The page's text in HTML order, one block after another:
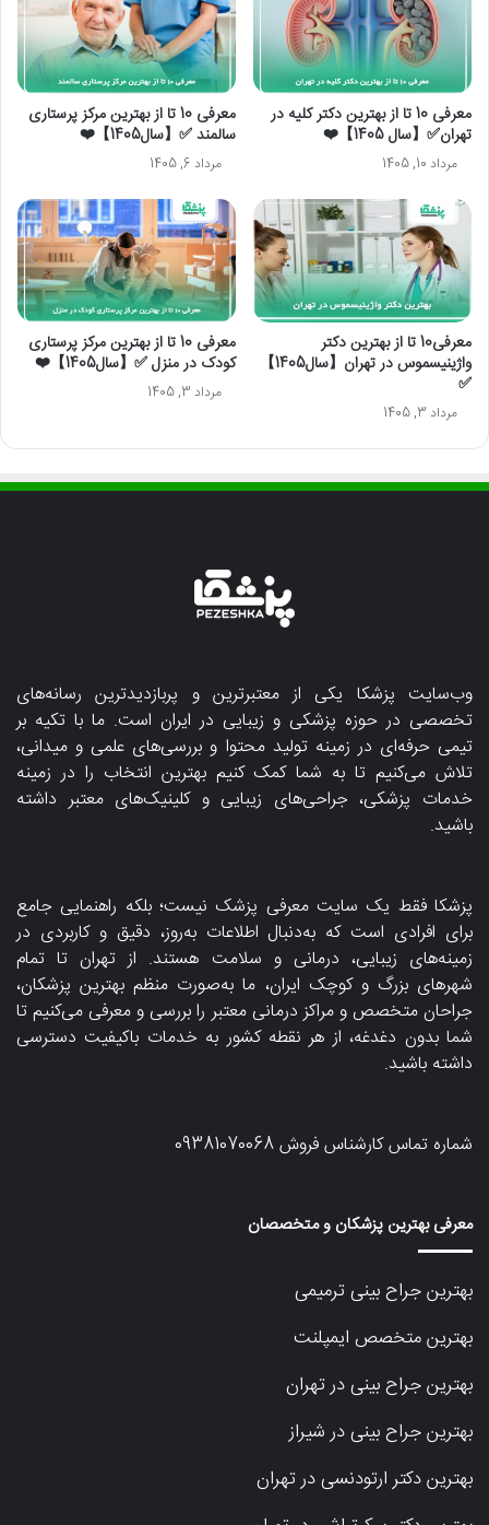
معرفی 10 تا از بهترین دکتر کلیه در
تهران✅【سال 1405】❤️
مرداد 10, 1405
معرفی 10 تا از بهترین مرکز پرستاری
سالمند ✅【سال1405】❤️
مرداد 6, 1405
معرفی10 تا از بهترین دکتر
واژینیسموس در تهران【سال1405】
✅
مرداد 3, 1405
معرفی 10 تا از بهترین مرکز پرستاری
کودک در منزل ✅【سال1405】❤️
مرداد 3, 1405
وب‌سایت پزشکا یکی از معتبرترین و پربازدیدترین رسانه‌های
تخصصی در حوزه پزشکی و زیبایی در ایران است. ما با تکیه بر
تیمی حرفه‌ای در زمینه تولید محتوا و بررسی‌های علمی و میدانی،
تلاش می‌کنیم تا به شما کمک کنیم بهترین انتخاب را در زمینه
خدمات پزشکی، جراحی‌های زیبایی و کلینیک‌های معتبر داشته
باشید.
پزشکا فقط یک سایت معرفی پزشک نیست؛ بلکه راهنمایی جامع
برای افرادی است که به‌دنبال اطلاعات به‌روز، دقیق و کاربردی در
زمینه‌های زیبایی، درمانی و سلامت هستند. از تهران تا تمام
شهرهای بزرگ و کوچک ایران، ما به‌صورت منظم بهترین پزشکان،
جراحان متخصص و مراکز درمانی معتبر را بررسی و معرفی می‌کنیم تا
شما بدون دغدغه، از هر نقطه کشور به خدمات باکیفیت دسترسی
داشته باشید.
شماره تماس کارشناس فروش09381070068
معرفی بهترین پزشکان و متخصصان
بهترین جراح بینی ترمیمی
بهترین متخصص ایمپلنت
بهترین جراح بینی در تهران
بهترین جراح بینی در شیراز
بهترین دکتر ارتودنسی در تهران